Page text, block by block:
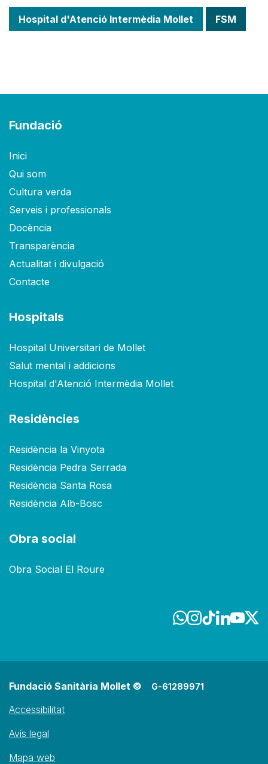
Hospital d'Atenció Intermèdia Mollet FSM
Fundació
Inici
Qui som
Cultura verda
Serveis i professionals
Docència
Transparència
Actualitat i divulgació
Contacte
Hospitals
Hospital Universitari de Mollet
Salut mental i addicions
Hospital d'Atenció Intermèdia Mollet
Residències
Residència la Vinyota
Residència Pedra Serrada
Residència Santa Rosa
Residència Alb-Bosc
Obra social
Obra Social El Roure
Fundació Sanitària Mollet © G-61289971
Accessibilitat
Avís legal
Mapa web